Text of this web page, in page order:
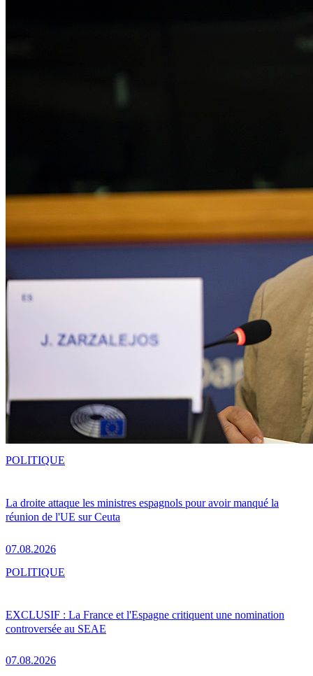
La droite attaque les ministres espagnols pour avoir manqué la
réunion de l'UE sur Ceuta
07.08.2026
POLITIQUE
EXCLUSIF : La France et l'Espagne critiquent une nomination
controversée au SEAE
07.08.2026
POLITIQUE